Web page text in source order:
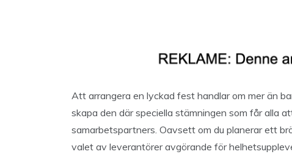
Att arrangera en lyckad fest handlar om mer än
skapa den där speciella stämningen som får alla
samarbetspartners. Oavsett om du planerar ett
valet av leverantörer avgörande för